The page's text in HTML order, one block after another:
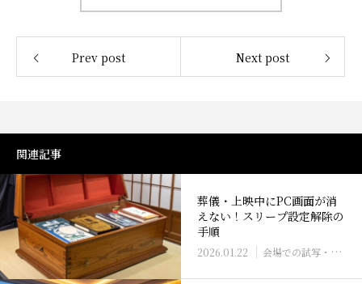
Prev post Next post
関連記事
葬儀・上映中にPC画面が消
えない！スリープ設定解除の
手順
2026.01.22 会場での試写・再生確認